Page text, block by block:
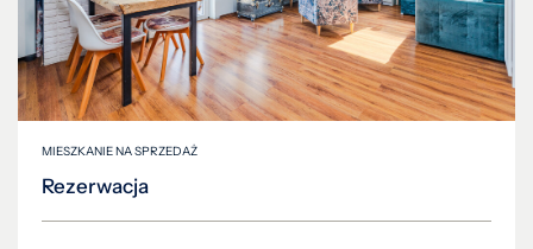
MIESZKANIE NA SPRZEDAŻ
Rezerwacja